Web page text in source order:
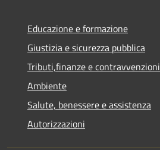
Educazione e formazione
Giustizia e sicurezza pubblica
Tributi,finanze e contravvenzioni
Ambiente
Salute, benessere e assistenza
Autorizzazioni